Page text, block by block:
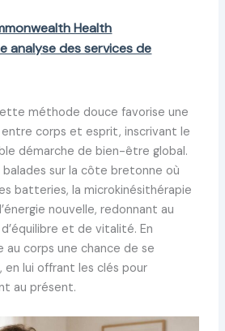
Health
analyse des services de
méthode douce favorise une
corps et esprit, inscrivant le
démarche de bien-être global.
sur la côte bretonne où
batteries, la microkinésithérapie
nouvelle, redonnant au
et de vitalité. En
au corps une chance de se
lui offrant les clés pour
au présent.